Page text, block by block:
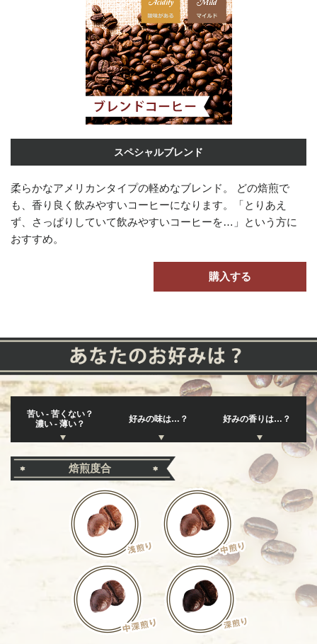
スペシャルブレンド
柔らかなアメリカンタイプの軽めなブレンド。 どの焙煎で
も、香り良く飲みやすいコーヒーになります。「とりあえ
ず、さっぱりしていて飲みやすいコーヒーを…」という方に
おすすめ。
購入する
苦い - 苦くない？
濃い - 薄い？
好みの味は…？ 好みの香りは…？
焙煎度合